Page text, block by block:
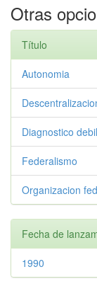
Otras
Título
Autonomia
Diagnostico
Federalismo
Organizacion
Fecha de
1990